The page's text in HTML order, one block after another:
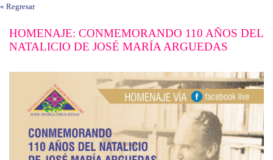
« Regresar
HOMENAJE: CONMEMORANDO 110 AÑOS DEL
NATALICIO DE JOSÉ MARÍA ARGUEDAS